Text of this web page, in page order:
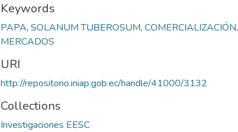
Keywords
PAPA, SOLANUM TUBEROSUM, COMERCIALIZACIÓN,
MERCADOS
URI
http://repositorio.iniap.gob.ec/handle/41000/3132
Collections
Investigaciones EESC